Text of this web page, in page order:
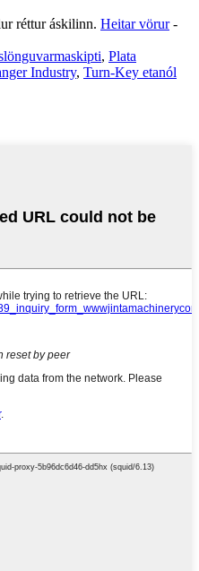
réttur áskilinn. Heitar vörur-
, Plata
Industry, Turn-Key etanól